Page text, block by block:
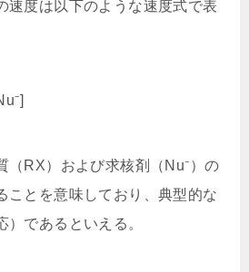
速度は以下のような速度式で表
（RX）および求核剤（Nu⁻）の
ことを意味しており、典型的な
）であるといえる。